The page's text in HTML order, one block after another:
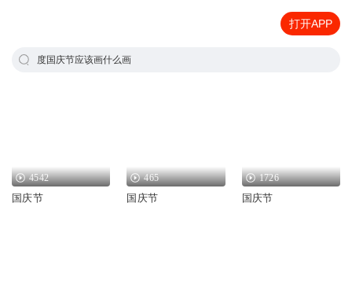
打开APP
度国庆节应该画什么画
4542
国庆节
465
国庆节
1726
国庆节